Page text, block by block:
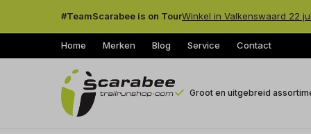
#TeamScarabee is on TourWinkel in Valkenswaard 22
Home Merken Blog Service Contact
Groot en uitgebreid